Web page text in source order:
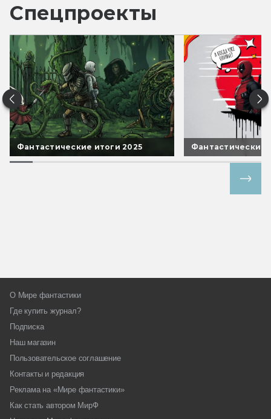
Спецпроекты
Фантастические итоги 2025 Фантастические
О Мире фантастики
Где купить журнал?
Подписка
Наш магазин
Пользовательское соглашение
Контакты и редакция
Реклама на «Мире фантастики»
Как стать автором МирФ